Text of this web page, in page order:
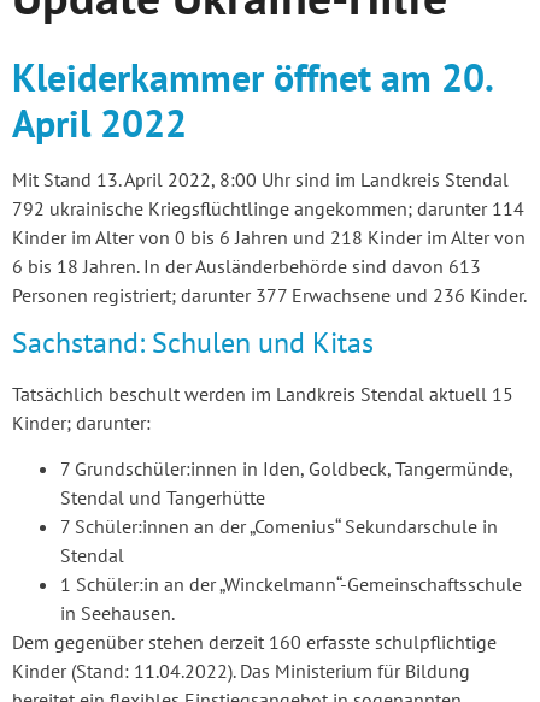
Kleiderkammer öffnet am 20.
April 2022
Mit Stand 13. April 2022, 8:00 Uhr sind im Landkreis Stendal
792 ukrainische Kriegsflüchtlinge angekommen; darunter 114
Kinder im Alter von 0 bis 6 Jahren und 218 Kinder im Alter von
6 bis 18 Jahren. In der Ausländerbehörde sind davon 613
Personen registriert; darunter 377 Erwachsene und 236 Kinder.
Sachstand: Schulen und Kitas
Tatsächlich beschult werden im Landkreis Stendal aktuell 15
Kinder; darunter:
7 Grundschüler:innen in Iden, Goldbeck, Tangermünde,
Stendal und Tangerhütte
7 Schüler:innen an der „Comenius“ Sekundarschule in
Stendal
1 Schüler:in an der „Winckelmann“-Gemeinschaftsschule
in Seehausen.
Dem gegenüber stehen derzeit 160 erfasste schulpflichtige
Kinder (Stand: 11.04.2022). Das Ministerium für Bildung